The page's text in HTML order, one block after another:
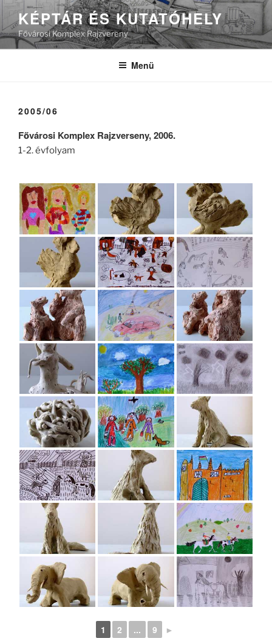
Tartalomhoz
KÉPTÁR ÉS KUTATÓHELY
Fővárosi Komplex Rajzvereny
Menü
2005/06
Fővárosi Komplex Rajzverseny, 2006.
1-2. évfolyam
1 2 ... 9 ►